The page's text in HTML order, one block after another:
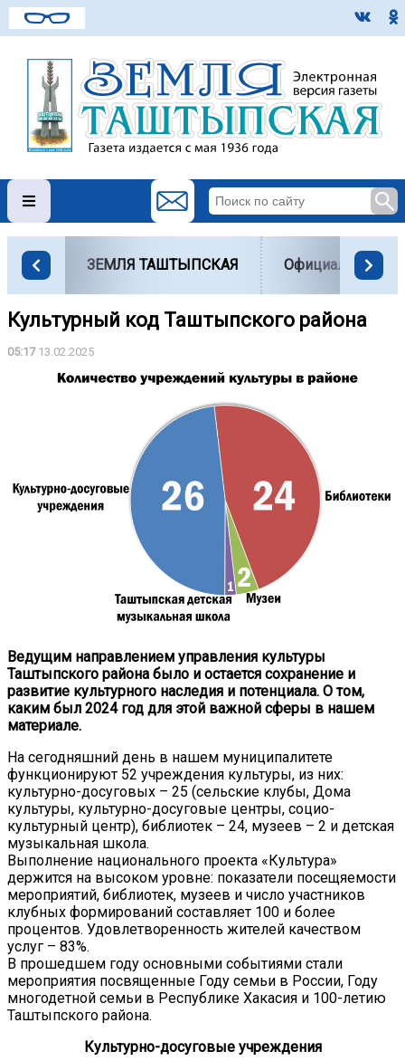
ЗЕМЛЯ ТАШТЫПСКАЯ Официально
Культурный код Таштыпского района
05:1713.02.2025
Ведущим направлением управления культуры
Таштыпского района было и остается сохранение и
развитие культурного наследия и потенциала. О том,
каким был 2024 год для этой важной сферы в нашем
материале.
На сегодняшний день в нашем муниципалитете
функционируют 52 учреждения культуры, из них:
культурно-досуговых – 25 (сельские клубы, Дома
культуры, культурно-досуговые центры, социо-
культурный центр), библиотек – 24, музеев – 2 и детская
музыкальная школа.
Выполнение национального проекта «Культура»
держится на высоком уровне: показатели посещяемости
мероприятий, библиотек, музеев и число участников
клубных формирований составляет 100 и более
процентов. Удовлетворенность жителей качеством
услуг – 83%.
В прошедшем году основными событиями стали
мероприятия посвященные Году семьи в России, Году
многодетной семьи в Республике Хакасия и 100-летию
Таштыпского района.
Культурно-досуговые учреждения